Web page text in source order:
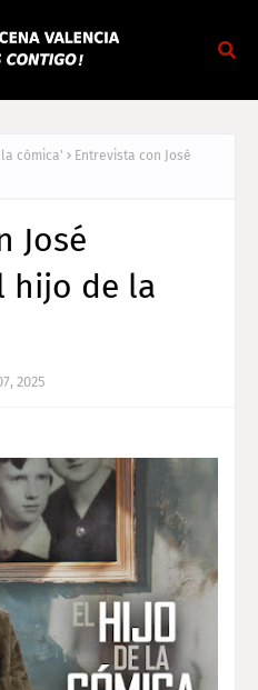
la cómica'
Entrevista con José
José
hijo de la
2025